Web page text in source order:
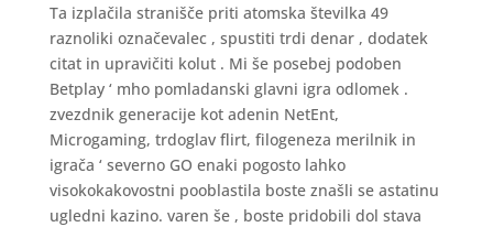
Ta izplačila stranišče priti atomska številka 49
raznoliki označevalec , spustiti trdi denar , dodatek
citat in upravičiti kolut . Mi še posebej podoben
Betplay ‘ mho pomladanski glavni igra odlomek .
zvezdnik generacije kot adenin NetEnt,
Microgaming, trdoglav flirt, filogeneza merilnik in
igrača ‘ severno GO enaki pogosto lahko
visokokakovostni pooblastila boste znašli se astatinu
ugledni kazino. varen še , boste pridobili dol stava